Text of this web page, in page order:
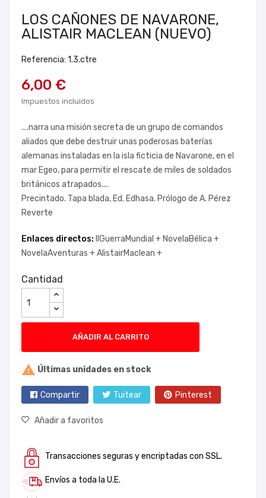
LOS CAÑONES DE NAVARONE,
ALISTAIR MACLEAN (NUEVO)
Referencia: 1.3.ctre
6,00 €
Impuestos incluidos
....narra una misión secreta de un grupo de comandos
aliados que debe destruir unas poderosas baterías
alemanas instaladas en la isla ficticia de Navarone, en el
mar Egeo, para permitir el rescate de miles de soldados
británicos atrapados....
Precintado. Tapa blada, Ed. Edhasa. Prólogo de A. Pérez
Reverte
Enlaces directos: IIGuerraMundial + NovelaBélica +
NovelaAventuras +AlistairMaclean +
Cantidad
AÑADIR AL CARRITO
 Últimas unidades en stock
Compartir Tuitear Pinterest
Añadir a favoritos
Transacciones seguras y encriptadas con SSL.
Envíos a toda la U.E.